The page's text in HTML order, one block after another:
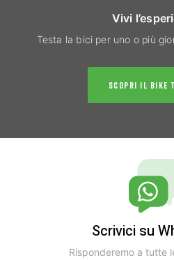
Vivi
Testa la bici per uno o più
SCOPRI IL BIKE
Scrivici su
Risponderemo a tutte